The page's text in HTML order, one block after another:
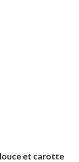
et carotte